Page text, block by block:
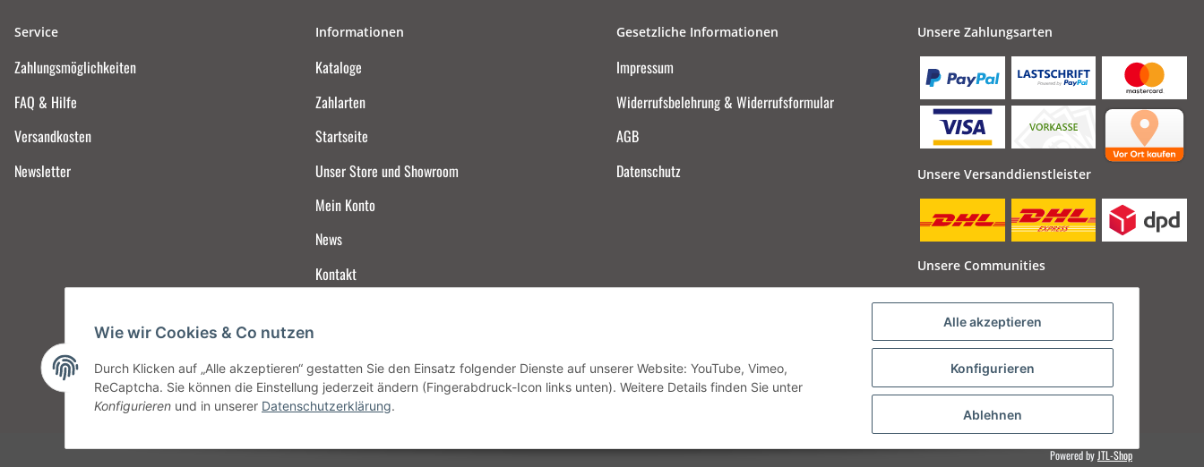
Service
Zahlungsmöglichkeiten
FAQ & Hilfe
Versandkosten
Newsletter
Informationen
Kataloge
Zahlarten
Startseite
Unser Store und Showroom
Mein Konto
News
Kontakt
Gesetzliche Informationen
Impressum
Widerrufsbelehrung & Widerrufsformular
AGB
Datenschutz
Unsere Zahlungsarten
Unsere Versanddienstleister
Unsere Communities
Vertrag widerrufen
Powered by JTL-Shop
Wie wir Cookies & Co nutzen
Durch Klicken auf „Alle akzeptieren“ gestatten Sie den Einsatz folgender Dienste auf unserer Website: YouTube, Vimeo,
ReCaptcha. Sie können die Einstellung jederzeit ändern (Fingerabdruck-Icon links unten). Weitere Details finden Sie unter
Konfigurieren und in unserer Datenschutzerklärung.
Alle akzeptieren
Konfigurieren
Ablehnen